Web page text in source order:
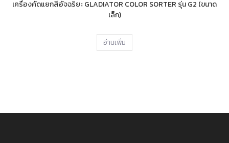
เครื่องคัดแยกสีอัจฉริยะ GLADIATOR COLOR SORTER รุ่น G2 (ขนาด
เล็ก)
อ่านเพิ่ม